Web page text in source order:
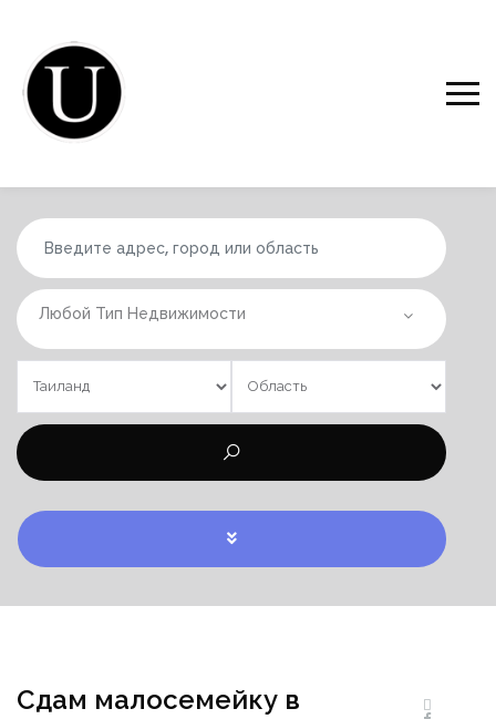
Любой Тип Недвижимости
Сдам малосемейку в